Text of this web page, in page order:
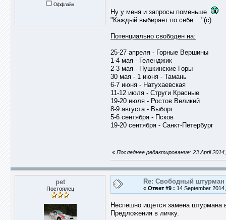
Оффлайн
Ну у меня и запросы поменьше
"Каждый выбирает по себе ..."(с)
Потенциально свободен на:
25-27 апреля - Горные Вершины
1-4 мая - Геленджик
2-3 мая - Пушкинские Горы
30 мая - 1 июня - Тамань
6-7 июня - Натухаевская
11-12 июля - Струги Красные
19-20 июля - Ростов Великий
8-9 августа - Выборг
5-6 сентября - Псков
19-20 сентября - Санкт-Петербург
« Последнее редактирование: 23 April
pet
Постоялец
Re: Свободный штурман
« Ответ #9 : 14 September
Неспешно ищется замена штурмана
Предложения в личку.